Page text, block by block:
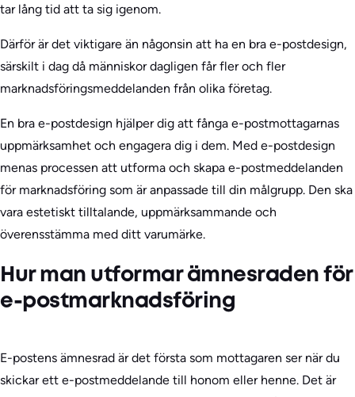
tar lång tid att ta sig igenom.
Därför är det viktigare än någonsin att ha en bra e-postdesign,
särskilt i dag då människor dagligen får fler och fler
marknadsföringsmeddelanden från olika företag.
En bra e-postdesign hjälper dig att fånga e-postmottagarnas
uppmärksamhet och engagera dig i dem. Med e-postdesign
menas processen att utforma och skapa e-postmeddelanden
för marknadsföring som är anpassade till din målgrupp. Den ska
vara estetiskt tilltalande, uppmärksammande och
överensstämma med ditt varumärke.
Hur man utformar ämnesraden för
e-postmarknadsföring
E-postens ämnesrad är det första som mottagaren ser när du
skickar ett e-postmeddelande till honom eller henne. Det är